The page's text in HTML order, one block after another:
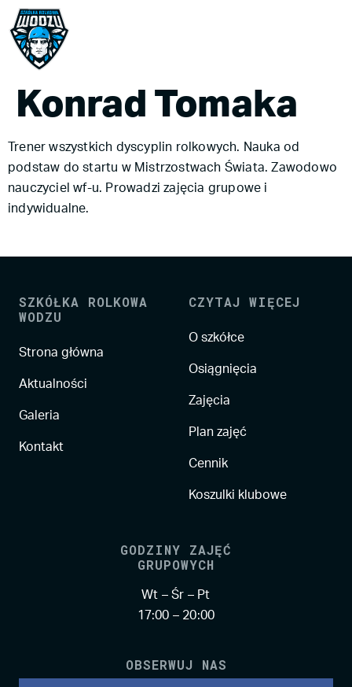
Konrad Tomaka
Trener wszystkich dyscyplin rolkowych. Nauka od
podstaw do startu w Mistrzostwach Świata. Zawodowo
nauczyciel wf-u. Prowadzi zajęcia grupowe i
indywidualne.
SZKÓŁKA ROLKOWA
WODZU
Strona główna
Aktualności
Galeria
Kontakt
CZYTAJ WIĘCEJ
O szkółce
Osiągnięcia
Zajęcia
Plan zajęć
Cennik
Koszulki klubowe
GODZINY ZAJĘĆ
GRUPOWYCH
Wt – Śr – Pt
17:00 – 20:00
OBSERWUJ NAS